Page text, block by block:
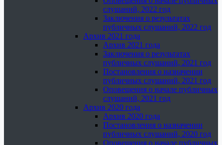
слушаний, 2022 год
Заключения о результатах
публичных слушаний, 2022 год
Архив 2021 года
Архив 2021 года
Заключения о результатах
публичных слушаний, 2021 год
Постановления о назначении
публичных слушаний, 2021 год
Оповещения о начале публичных
слушаний, 2021 год
Архив 2020 года
Архив 2020 года
Постановления о назначении
публичных слушаний, 2020 год
Оповещения о начале публичных